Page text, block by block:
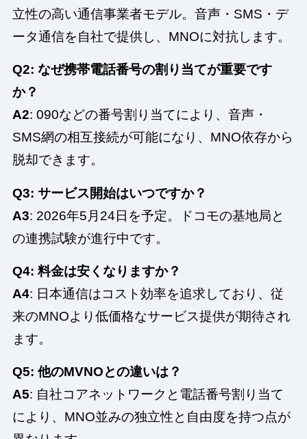
立性の高い通信事業者モデル。音声・SMS・デ
ータ通信を自社で提供し、MNOに対抗します。
Q2: なぜ携帯電話番号の割り当てが重要です
か？
A2: 090などの番号割り当てにより、音声・
SMS網の相互接続が可能になり、MNO依存から
脱却できます。
Q3: サービス開始はいつですか？
A3: 2026年5月24日を予定。ドコモの基地局と
の連携試験が進行中です。
Q4: 料金は安くなりますか？
A4: 日本通信はコスト効率を追求しており、従
来のMNOより低価格なサービス提供が期待され
ます。
Q5: 他のMVNOとの違いは？
A5: 自社コアネットワークと電話番号割り当て
により、MNO並みの独立性と自由度を持つ点が